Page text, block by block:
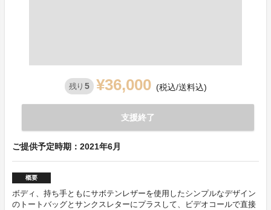
残り 5 ¥36,000 (税込/送料込)
支援終了
ご提供予定時期：2021年6月
概要
ボディ、持ち手ともにサボテンレザーを使用したシンプルなデザイン
のトートバッグとサンクスレターにプラスして、ビデオコールで直接